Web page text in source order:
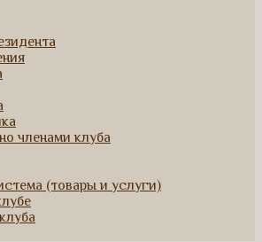
членами клуба
(товары и услуги)